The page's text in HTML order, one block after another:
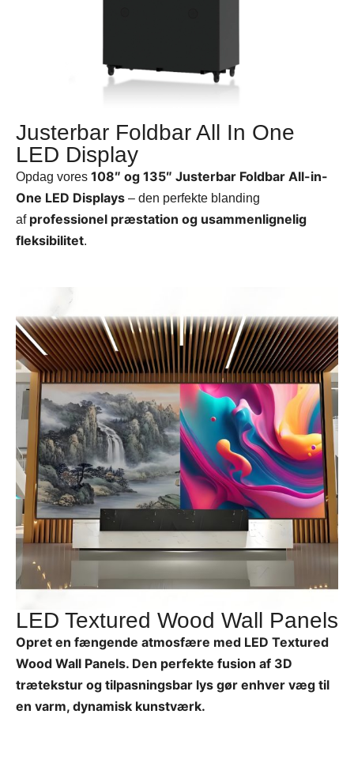
Justerbar Foldbar All In One
LED Display
Opdag vores 108″ og 135″ Justerbar Foldbar All-in-
One LED Displays – den perfekte blanding
af professionel præstation og usammenlignelig
fleksibilitet.
LED Textured Wood Wall Panels
Opret en fængende atmosfære med LED Textured
Wood Wall Panels. Den perfekte fusion af 3D
trætekstur og tilpasningsbar lys gør enhver væg til
en varm, dynamisk kunstværk.